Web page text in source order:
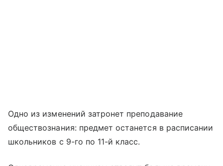
Одно из изменений затронет преподавание
обществознания: предмет останется в расписании
школьников с 9-го по 11-й класс.